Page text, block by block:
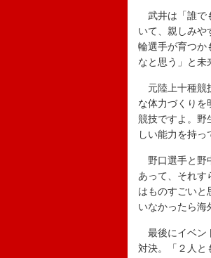
武井は「誰で
いて、親しみや
輪選手が育つか
なと思う」と未
元陸上十種競
な体力づくりを
競技ですよ。野
しい能力を持っ
野口選手と野
あって、それす
はものすごいと
いなかったら海
最後にイベン
対決。「２人と